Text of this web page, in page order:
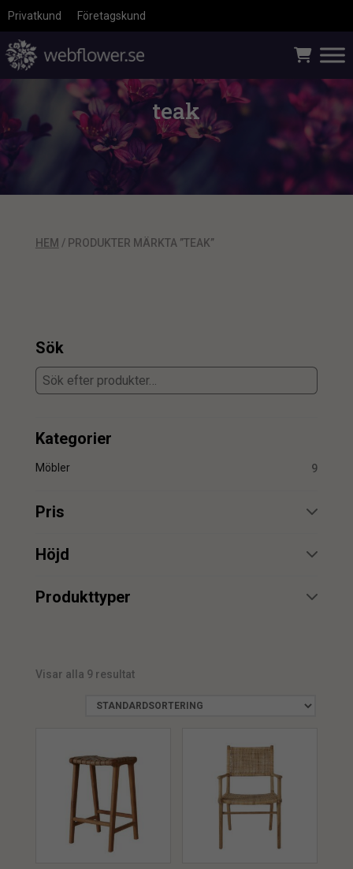
Privatkund Företagskund
teak
HEM / PRODUKTER MÄRKTA ”TEAK”
Sök
Kategorier
Möbler 9
Pris
min.
Höjd
min.
min.
Produkttyper
Visar alla 9 resultat